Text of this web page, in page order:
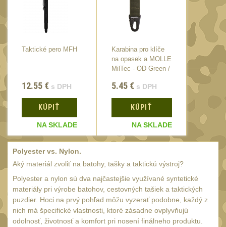
Monokuláry
Kolimátory
Velký oční reliéf
vzdálenosti
Multi-range 33
Krátka a střední
vzdálenost16
Príslušenstvo pre
optiku 9
Taktické pero MFH
12.55 € s DPH
KÚPIŤ
NA SKLADE
Karabina pro klíče
na opasek a MOLLE
MilTec - OD Green /
5.45 € s DPH
KÚPIŤ
NA SKLADE
Polyester vs. Nylon.
Aký materiál zvoliť na batohy, tašky a taktickú výstroj?
Polyester a nylon sú dva najčastejšie využívané syntetické
materiály pri výrobe batohov, cestovných tašiek a taktických
puzdier. Hoci na prvý pohľad môžu vyzerať podobne, každý z
nich má špecifické vlastnosti, ktoré zásadne ovplyvňujú
odolnosť, životnosť a komfort pri nosení finálneho produktu.